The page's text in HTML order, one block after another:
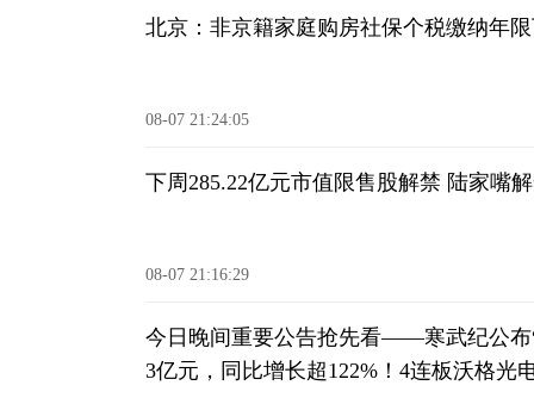
北京：非京籍家庭购房社保个税缴纳年
08-07 21:24:05
下周285.22亿元市值限售股解禁 陆家嘴
08-07 21:16:29
今日晚间重要公告抢先看——寒武纪公布
3亿元，同比增长超122%！4连板沃格光